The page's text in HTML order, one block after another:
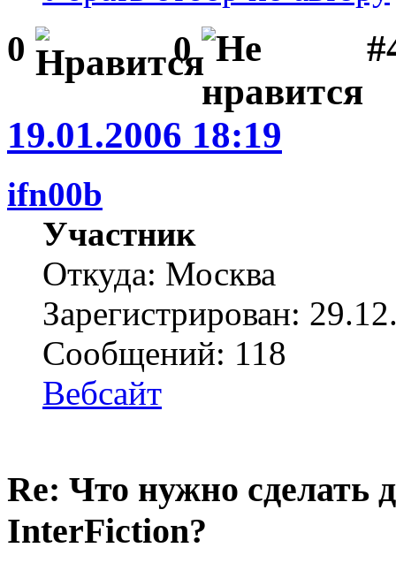
0 0
19.01.2006 18:19
ifn00b
Участник
Откуда: Москва
Зарегистрирован:
Сообщений: 118
Вебсайт
Re: Что нужно сделать
InterFiction?